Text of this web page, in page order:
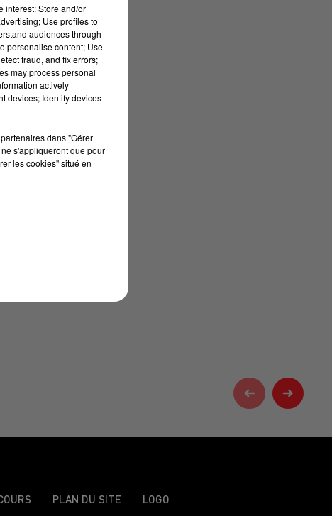
PLAN DU SITE LOGO
interest: Store and/or
Use profiles to
audiences through
personalise content; Use
fraud, and fix errors;
may process personal
actively
devices; Identify devices
dans "Gérer
s'appliqueront que pour
les cookies" situé en